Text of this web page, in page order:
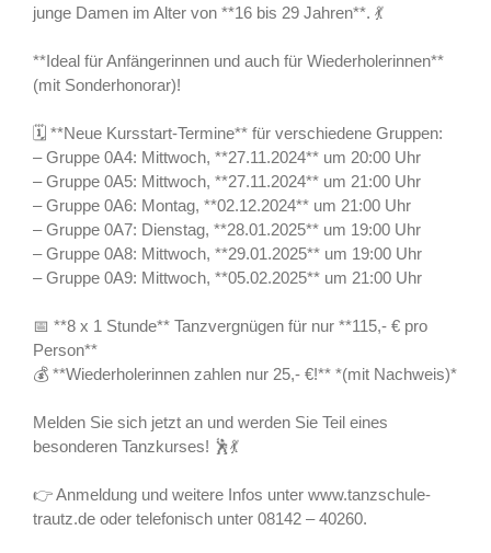
junge Damen im Alter von **16 bis 29 Jahren**. 💃
**Ideal für Anfängerinnen und auch für Wiederholerinnen**
(mit Sonderhonorar)!
🗓️ **Neue Kursstart-Termine** für verschiedene Gruppen:
– Gruppe 0A4: Mittwoch, **27.11.2024** um 20:00 Uhr
– Gruppe 0A5: Mittwoch, **27.11.2024** um 21:00 Uhr
– Gruppe 0A6: Montag, **02.12.2024** um 21:00 Uhr
– Gruppe 0A7: Dienstag, **28.01.2025** um 19:00 Uhr
– Gruppe 0A8: Mittwoch, **29.01.2025** um 19:00 Uhr
– Gruppe 0A9: Mittwoch, **05.02.2025** um 21:00 Uhr
📅 **8 x 1 Stunde** Tanzvergnügen für nur **115,- € pro
Person**
💰 **Wiederholerinnen zahlen nur 25,- €!** *(mit Nachweis)*
Melden Sie sich jetzt an und werden Sie Teil eines
besonderen Tanzkurses! 🕺💃
👉 Anmeldung und weitere Infos unter www.tanzschule-
trautz.de oder telefonisch unter 08142 – 40260.